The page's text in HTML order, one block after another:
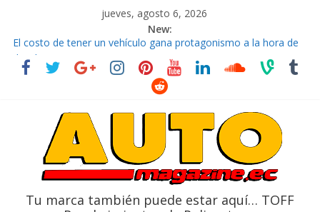
jueves, agosto 6, 2026
New:
El costo de tener un vehículo gana protagonismo a la hora de
decidir
Ultima película ‘Spider‑Man: Brand New Day’ pone en escena a
La Vuelta al Ecuador 2026, edición 47ª, recorre 7 provincias en 8
La FEDAK recibe 12 Sinotruk Bolden para cubrir las rutas de La
Tu marca también puede estar aquí… TOFF